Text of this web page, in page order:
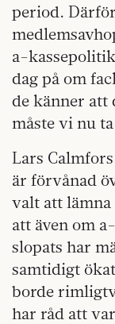
period.
a-
dag på om
de känner att
måste vi nu
Lars
är förvånad
valt att
att även om
slopats har
samtidigt
borde
har råd att